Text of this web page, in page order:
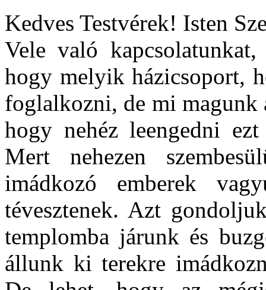
Kedves Testvérek! Isten
Vele való
hogy melyik házicsoport,
foglalkozni, de mi magunk
hogy nehéz leengedni
Mert nehezen
imádkozó emberek
tévesztenek. Azt
templomba járunk és
állunk ki terekre